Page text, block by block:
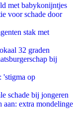
met babykonijntjes
voor schade door
stak met
32 graden
bij
'stigma op
schade bij jongeren
extra mondelinge